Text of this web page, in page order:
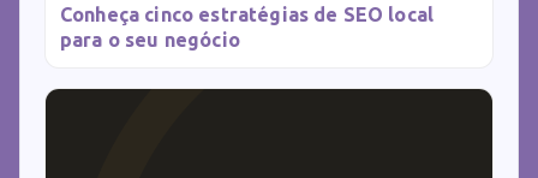
Conheça cinco estratégias de SEO local
para o seu negócio